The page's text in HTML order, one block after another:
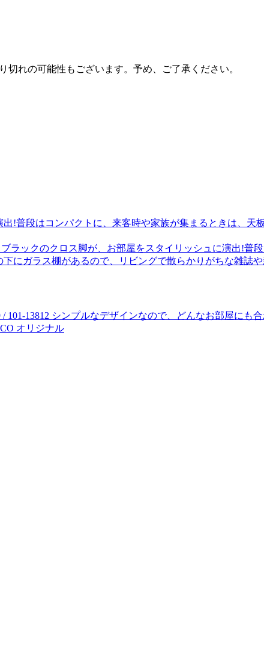
れの可能性もございます。予め、ご了承ください。
ラックのクロス脚が、お部屋をスタイリッシュに演出!普
/ 101-13812 シンプルなデザインなので、どんなお部屋にも
オリジナル